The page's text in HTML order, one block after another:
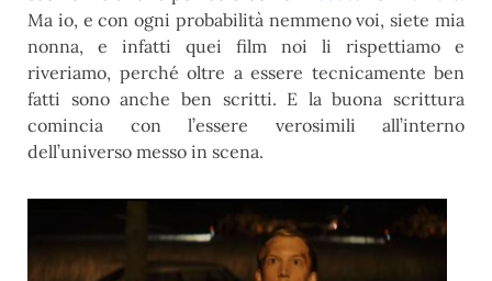
Ma io, e con ogni probabilità nemmeno voi, siete mia
nonna, e infatti quei film noi li rispettiamo e
riveriamo, perché oltre a essere tecnicamente ben
fatti sono anche ben scritti. E la buona scrittura
comincia con l’essere verosimili all’interno
dell’universo messo in scena.